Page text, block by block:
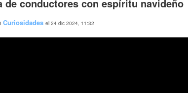
de conductores con espíritu navideño
Curiosidades el 24 dic 2024, 11:32